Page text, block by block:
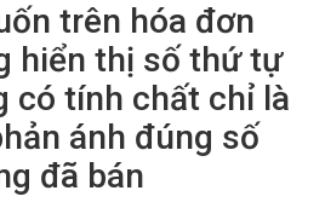
trên hóa đơn
hiển thị số thứ tự
có tính chất chỉ là
ánh đúng số
đã bán